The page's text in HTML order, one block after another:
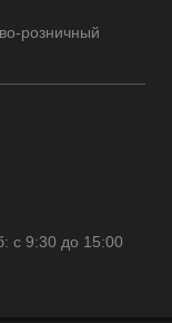
розничный
с 9:30 до 15:00